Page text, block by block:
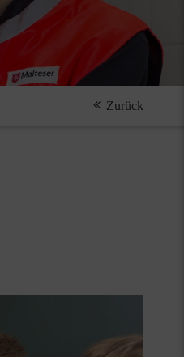
Zurück